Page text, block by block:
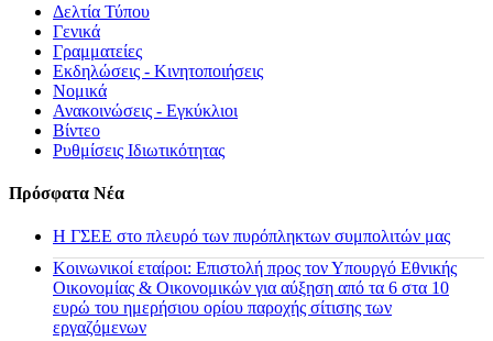
Δελτία Τύπου
Γενικά
Γραμματείες
Εκδηλώσεις - Κινητοποιήσεις
Νομικά
Ανακοινώσεις - Εγκύκλιοι
Βίντεο
Ρυθμίσεις Ιδιωτικότητας
Πρόσφατα Νέα
H ΓΣΕΕ στο πλευρό των πυρόπληκτων συμπολιτών μας
Κοινωνικοί εταίροι: Επιστολή προς τον Υπουργό Εθνικής
Οικονομίας & Οικονομικών για αύξηση από τα 6 στα 10
ευρώ του ημερήσιου ορίου παροχής σίτισης των
εργαζόμενων